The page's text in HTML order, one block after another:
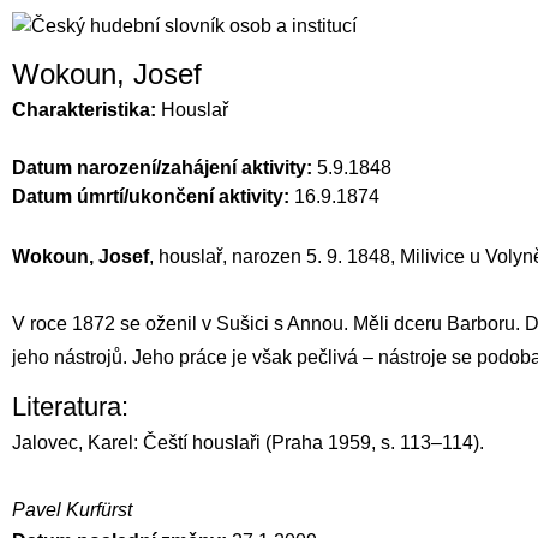
Wokoun, Josef
Charakteristika: Houslař
Datum narození/zahájení aktivity: 5.9.1848
Datum úmrtí/ukončení aktivity: 16.9.1874
Wokoun, Josef, houslař, narozen 5. 9. 1848, Milivice u
V roce 1872 se oženil v Sušici s Annou. Měli dceru Barboru.
jeho nástrojů. Jeho práce je však pečlivá – nástroje se
Literatura:
Jalovec, Karel: Čeští houslaři (Praha 1959, s. 113–114).
Pavel Kurfürst